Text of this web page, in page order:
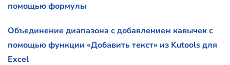
помощью формулы
Объединение диапазона с добавлением кавычек с
помощью функции «Добавить текст» из Kutools для
Excel